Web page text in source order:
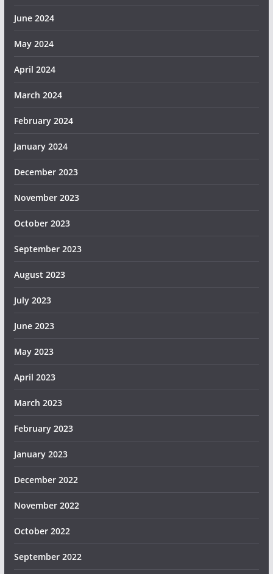
June 2024
May 2024
April 2024
March 2024
February 2024
January 2024
December 2023
November 2023
October 2023
September 2023
August 2023
July 2023
June 2023
May 2023
April 2023
March 2023
February 2023
January 2023
December 2022
November 2022
October 2022
September 2022